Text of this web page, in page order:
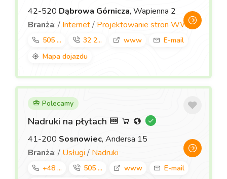
42-520 Dąbrowa Górnicza, Wapienna 2
Branża: / Internet/ Projektowanie stron WWW
505 ... 32 2... www
E-mail
Mapa dojazdu
Polecamy
Nadruki na płytach
41-200 Sosnowiec, Andersa 15
Branża: / Usługi / Nadruki
+48 ... 505 ... www
E-mail